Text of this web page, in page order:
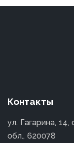
Контакты
ул. Гагарина,
обл., 620078